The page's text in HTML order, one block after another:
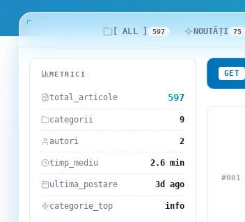
.net Domains
Whois
Network Statistics
[ ALL ] 597 NOUTĂȚI 75
METRICI
total_articole 597
categorii 9
autori 2
timp_mediu 2.6 min
ultima_postare 3d ago
categorie_top info
GET
#001